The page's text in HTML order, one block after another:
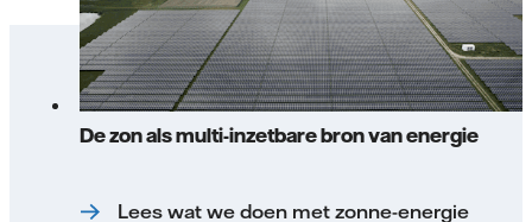
De zon als multi-inzetbare bron van energie
Lees wat we doen met zonne-energie